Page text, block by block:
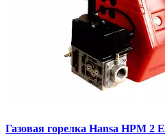
Газовая горелка Hansa HPM 2 E